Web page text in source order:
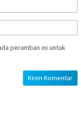
peramban ini untuk